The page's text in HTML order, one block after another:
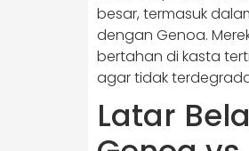
besar, termasuk
dengan Genoa.
bertahan di kasta
agar tidak
Latar